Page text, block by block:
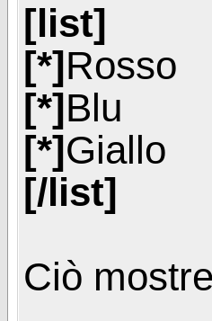
[list]
[*]Rosso
[*]Blu
[*]Giallo
[/list]
Ciò